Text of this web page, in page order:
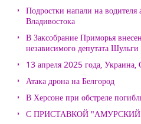
Подростки напали на водителя
Владивостока
В Заксобрание Приморья
независимого депутата Шульги
13 апреля 2025 года,
Атака дрона на Белгород
В Херсоне при обстреле
С ПРИСТАВКОЙ